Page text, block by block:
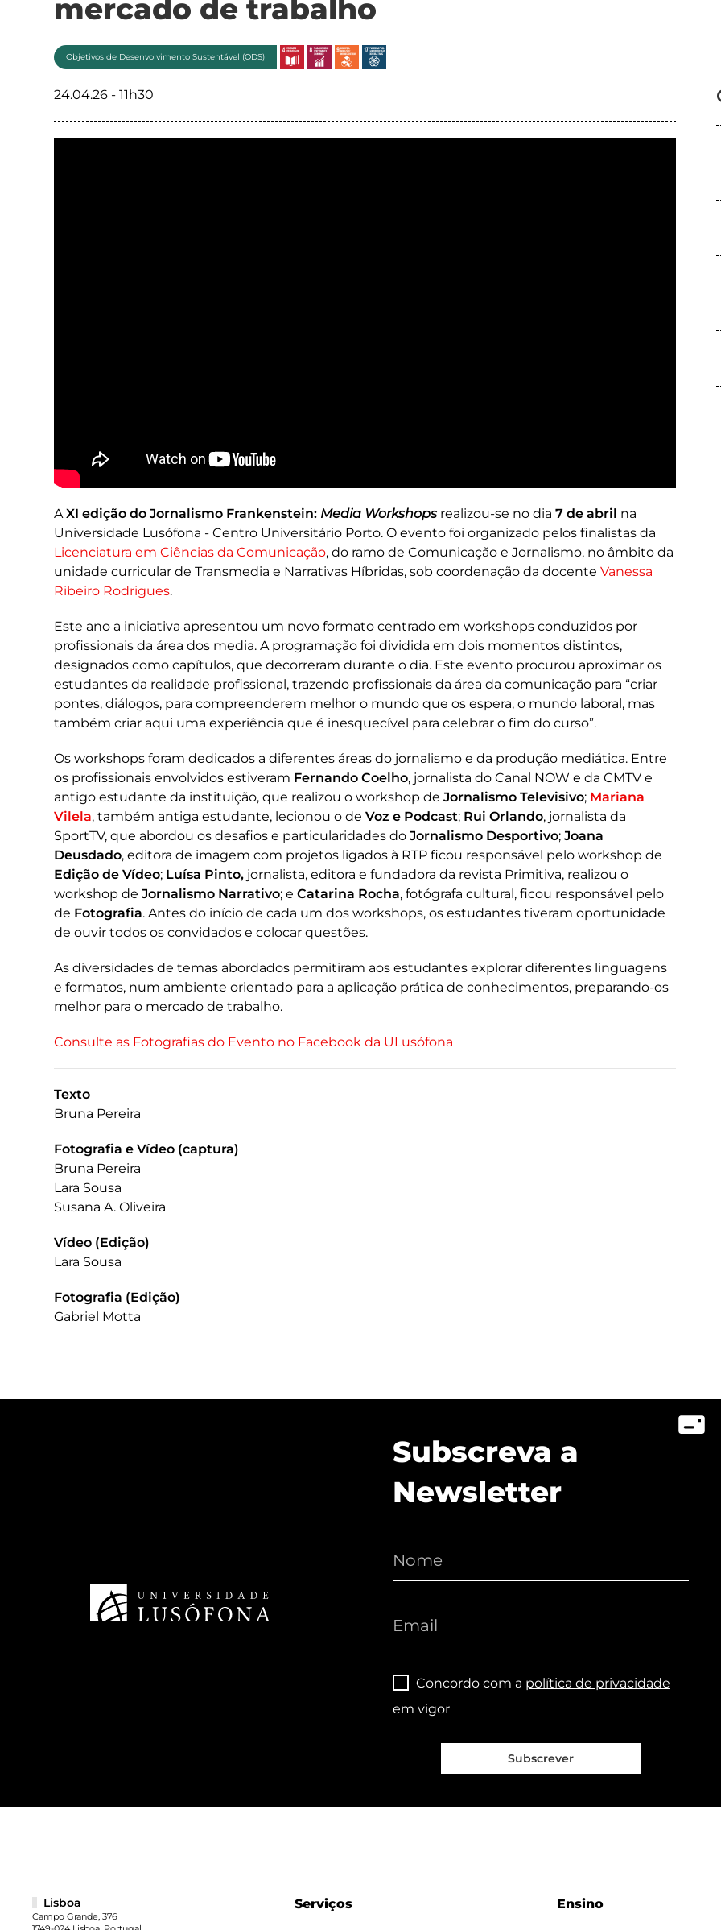
mercado de trabalho
Objetivos de Desenvolvimento Sustentável (ODS)
24.04.26 - 11h30
AXI edição do Jornalismo Frankenstein: Media Workshops realizou-se no dia 7 de abril na
Universidade Lusófona - Centro Universitário Porto. O evento foi organizado pelos finalistas da
Licenciatura em Ciências da Comunicação, do ramo de Comunicação e Jornalismo, no âmbito da
unidade curricular de Transmedia e Narrativas Híbridas, sob coordenação da docente Vanessa
Ribeiro Rodrigues.
Este ano a iniciativa apresentou um novo formato centrado em workshops conduzidos por
profissionais da área dos media. A programação foi dividida em dois momentos distintos,
designados como capítulos, que decorreram durante o dia. Este evento procurou aproximar os
estudantes da realidade profissional, trazendo profissionais da área da comunicação para “criar
pontes, diálogos, para compreenderem melhor o mundo que os espera, o mundo laboral, mas
também criar aqui uma experiência que é inesquecível para celebrar o fim do curso”.
Os workshops foram dedicados a diferentes áreas do jornalismo e da produção mediática. Entre
os profissionais envolvidos estiveram Fernando Coelho, jornalista do Canal NOW e da CMTV e
antigo estudante da instituição, que realizou o workshop de Jornalismo Televisivo; Mariana
Vilela, também antiga estudante, lecionou o de Voz e Podcast; Rui Orlando, jornalista da
SportTV, que abordou os desafios e particularidades do Jornalismo Desportivo; Joana
Deusdado, editora de imagem com projetos ligados à RTP ficou responsável pelo workshop de
Edição de Vídeo; Luísa Pinto, jornalista, editora e fundadora da revista Primitiva, realizou o
workshop de Jornalismo Narrativo; e Catarina Rocha, fotógrafa cultural, ficou responsável pelo
de Fotografia. Antes do início de cada um dos workshops, os estudantes tiveram oportunidade
de ouvir todos os convidados e colocar questões.
As diversidades de temas abordados permitiram aos estudantes explorar diferentes linguagens
e formatos, num ambiente orientado para a aplicação prática de conhecimentos, preparando-os
melhor para o mercado de trabalho.
Consulte as Fotografias do Evento no Facebook da ULusófona
Texto
Bruna Pereira
Fotografia e Vídeo (captura)
Bruna Pereira
Lara Sousa
Susana A. Oliveira
Vídeo (Edição)
Lara Sousa
Fotografia (Edição)
Gabriel Motta
Subscreva a
Newsletter
Concordo com a política de privacidade
em vigor
Subscrever
Serviços Ensino
Lisboa
Campo Grande, 376